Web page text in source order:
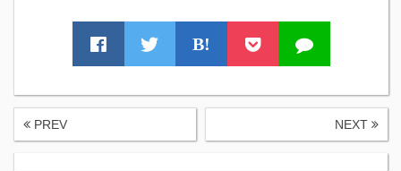
B!
PREV NEXT